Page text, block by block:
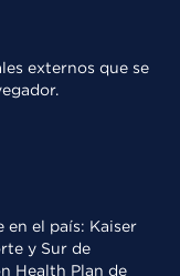
externos que se
en el país: Kaiser
y Sur de
Health Plan de